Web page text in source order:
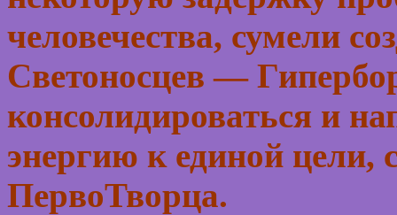
человечества, сумели
Светоносцев —
консолидироваться и
энергию к единой цели,
ПервоТворца.